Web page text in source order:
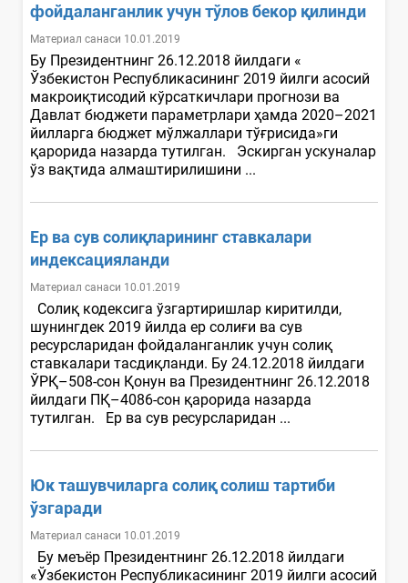
фойдаланганлик учун тўлов бекор қилинди
Материал санаси 10.01.2019
Бу Президентнинг 26.12.2018 йилдаги «
Ўзбекистон Республикасининг 2019 йилги асосий
макроиқтисодий кўрсаткичлари прогнози ва
Давлат бюджети параметрлари ҳамда 2020–2021
йилларга бюджет мўлжаллари тўғрисида»ги
қарорида назарда тутилган. Эскирган ускуналар
ўз вақтида алмаштирилишини ...
Ер ва сув солиқларининг ставкалари
индексацияланди
Материал санаси 10.01.2019
Солиқ кодексига ўзгартиришлар киритилди,
шунингдек 2019 йилда ер солиғи ва сув
ресурсларидан фойдаланганлик учун солиқ
ставкалари тасдиқланди. Бу 24.12.2018 йилдаги
ЎРҚ–508-сон Қонун ва Президентнинг 26.12.2018
йилдаги ПҚ–4086-сон қарорида назарда
тутилган. Ер ва сув ресурсларидан ...
Юк ташувчиларга солиқ солиш тартиби
ўзгаради
Материал санаси 10.01.2019
Бу меъёр Президентнинг 26.12.2018 йилдаги
«Ўзбекистон Республикасининг 2019 йилги асосий